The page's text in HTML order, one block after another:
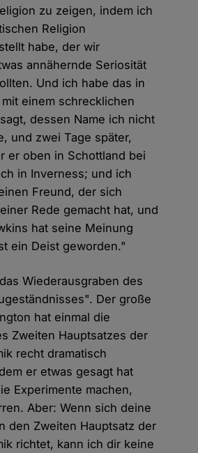
zu zeigen, indem ich
Religion
habe, der wir
annähernde Seriosität
Und ich habe das in
einem schrecklichen
dessen Name ich nicht
und zwei Tage später,
er oben in Schottland bei
in Inverness; und ich
Freund, der sich
Rede gemacht hat, und
hat seine Meinung
ein Deist geworden."
Wiederausgraben des
Der große
hat einmal die
Zweiten Hauptsatzes der
recht dramatisch
er etwas gesagt hat
Experimente machen,
Aber: Wenn sich deine
den Zweiten Hauptsatz der
richtet, kann ich dir keine